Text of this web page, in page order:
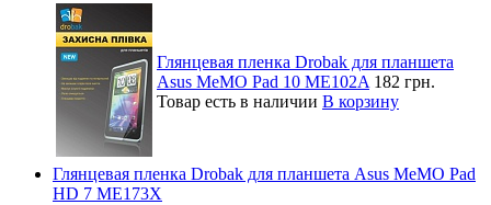
Глянцевая пленка Drobak для планшета
Asus MeMO Pad 10 ME102A 182 грн.
Товар есть в наличии В корзину
Глянцевая пленка Drobak для планшета Asus MeMO Pad
HD 7 ME173X